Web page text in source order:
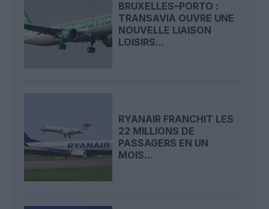
BRUXELLES–PORTO :
TRANSAVIA OUVRE UNE
NOUVELLE LIAISON
LOISIRS...
RYANAIR FRANCHIT LES
22 MILLIONS DE
PASSAGERS EN UN
MOIS...